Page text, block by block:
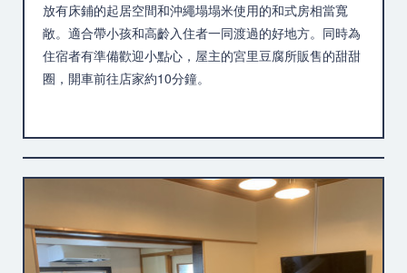
放有床鋪的起居空間和沖繩塌塌米使用的和式房相當寬
敞。適合帶小孩和高齡入住者一同渡過的好地方。同時為
住宿者有準備歡迎小點心，屋主的宮里豆腐所販售的甜甜
圈，開車前往店家約10分鐘。